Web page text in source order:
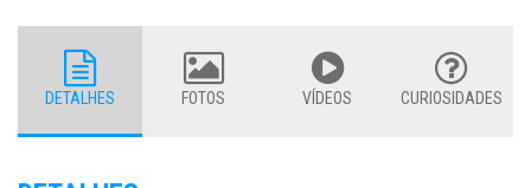
DETALHES FOTOS VÍDEOS CURIOSIDADES